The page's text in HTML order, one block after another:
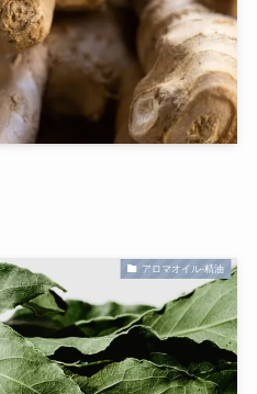
アロマオイル-精油